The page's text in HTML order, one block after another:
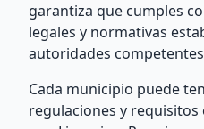
garantiza que cumples
legales y normativas
autoridades
Cada municipio puede
regulaciones y